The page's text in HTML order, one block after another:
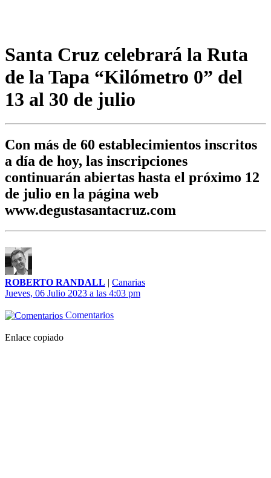
Santa Cruz celebrará la Ruta
de la Tapa “Kilómetro 0” del
13 al 30 de julio
Con más de 60 establecimientos inscritos
a día de hoy, las inscripciones
continuarán abiertas hasta el próximo 12
de julio en la página web
www.degustasantacruz.com
ROBERTO RANDALL | Canarias
Jueves, 06 Julio 2023 a las 4:03 pm
Comentarios
Enlace copiado